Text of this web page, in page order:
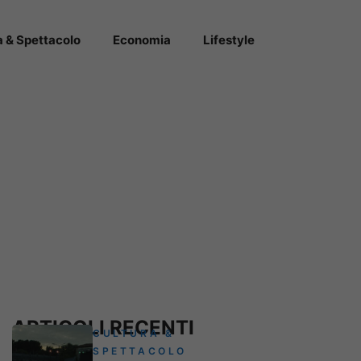
& Spettacolo Economia Lifestyle
ARTICOLI RECENTI
CULTURA &
SPETTACOLO